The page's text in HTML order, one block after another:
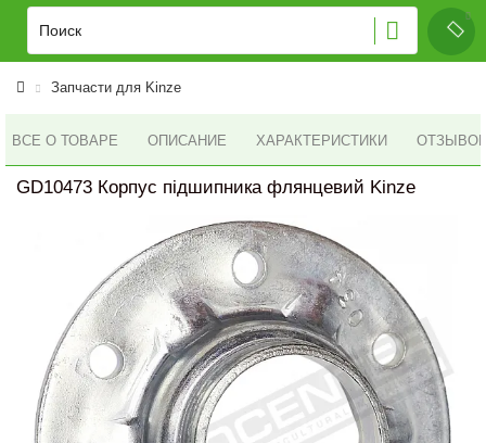
Запчасти для Kinze
ВСЕ О ТОВАРЕ ОПИСАНИЕ ХАРАКТЕРИСТИКИ ОТЗЫВОВ
GD10473 Корпус підшипника флянцевий Kinze